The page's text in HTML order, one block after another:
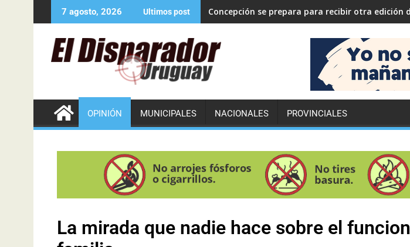
7 agosto, 2026 Ultimos post Concepción se prepara para recibir otra edición
OPINIÓN MUNICIPALES NACIONALES PROVINCIALES
La mirada que nadie hace sobre el